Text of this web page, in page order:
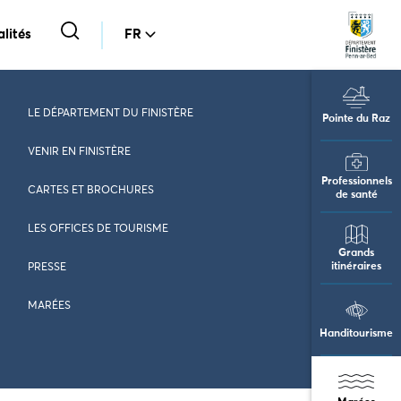
FR
Pointe du Raz
Professionnels
de santé
Grands
itinéraires
Handitourisme
LE DÉPARTEMENT DU FINISTÈRE
VENIR EN FINISTÈRE
CARTES ET BROCHURES
LES OFFICES DE TOURISME
PRESSE
MARÉES